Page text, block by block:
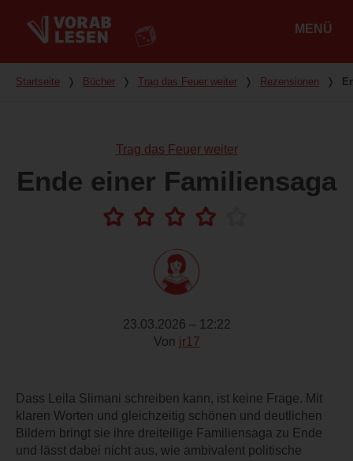
MENÜ
Du bist hier
Startseite ❭ Bücher ❭ Trag das Feuer weiter ❭ Rezensionen ❭
Trag das Feuer weiter
Ende einer Familiensaga
23.03.2026 – 12:22
Von jr17
Dass Leila Slimani schreiben kann, ist keine Frage. Mit
klaren Worten und gleichzeitig schönen und deutlichen
Bildern bringt sie ihre dreiteilige Familiensaga zu Ende
und lässt dabei nicht aus, wie ambivalent politische